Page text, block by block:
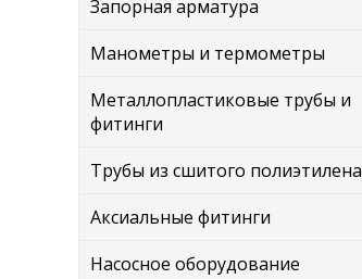
Запорная арматура
Манометры и термометры
Металлопластиковые трубы и
фитинги
Трубы из сшитого полиэтилена
Аксиальные фитинги
Насосное оборудование